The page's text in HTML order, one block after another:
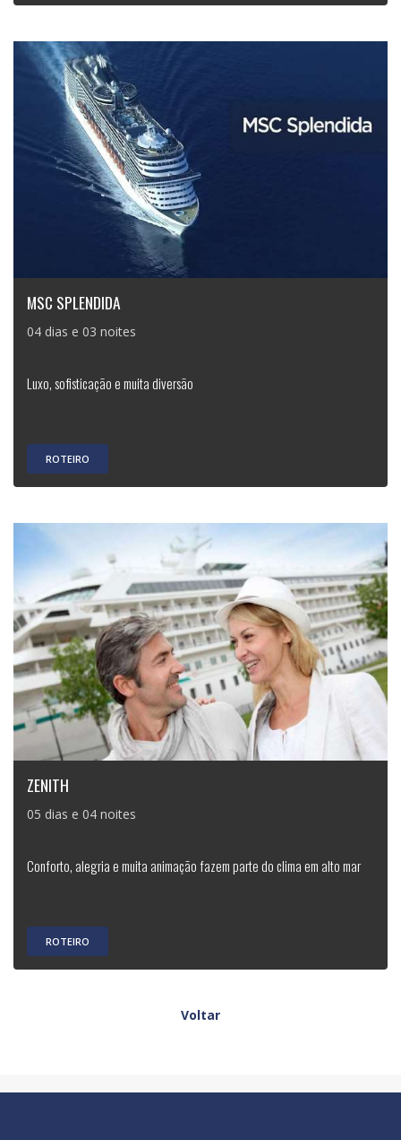
MSC SPLENDIDA
04 dias e 03 noites
Luxo, sofisticação e muita diversão
ROTEIRO
ZENITH
05 dias e 04 noites
Conforto, alegria e muita animação fazem parte do clima em alto mar
ROTEIRO
Voltar